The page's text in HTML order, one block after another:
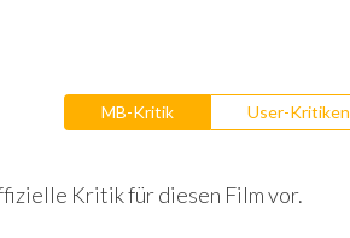
MB-Kritik User-Kritiken
Kritik für diesen Film vor.